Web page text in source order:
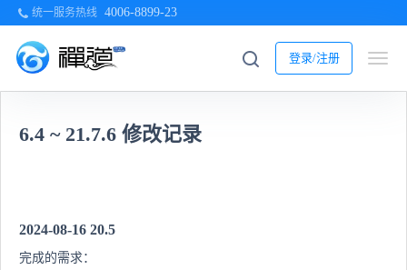
统一服务热线 4006-8899-23
登录/注册
6.4 ~ 21.7.6 修改记录
2024-08-16 20.5
完成的需求：